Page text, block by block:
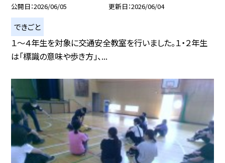
公開日 2026/06/05 更新日 2026/06/04
できごと
１〜４年生を対象に交通安全教室を行いました。１・２年生
は「標識の意味や歩き方」、...